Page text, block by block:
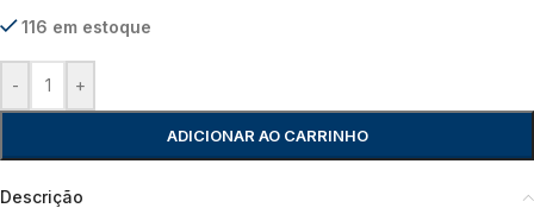
116 em estoque
- +
ADICIONAR AO CARRINHO
Descrição